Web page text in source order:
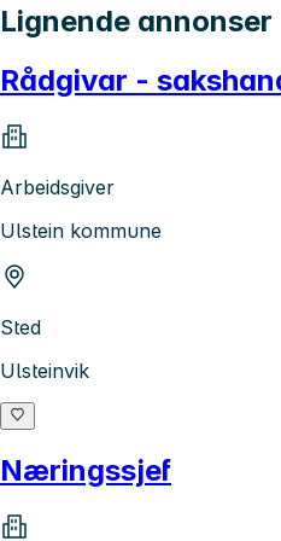
Lignende annonser
Rådgivar -
Arbeidsgiver
Ulstein kommune
Sted
Ulsteinvik
Næringssjef